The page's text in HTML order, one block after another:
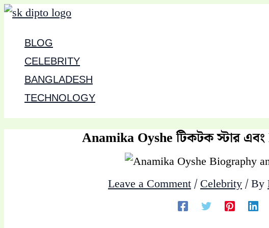
Skip
contentBLOG
CELEBRITY
BANGLADESH
TECHNOLOGY
Anamika Oyshe টিকটক স্টার এবং
Leave a Comment/Celebrity/ By